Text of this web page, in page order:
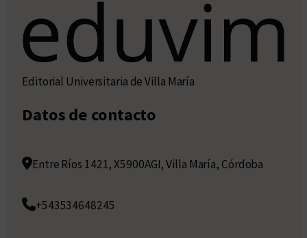
Editorial Universitaria de Villa María
Datos de contacto
Entre Ríos 1421, X5900AGI, Villa María, Córdoba
+543534648245